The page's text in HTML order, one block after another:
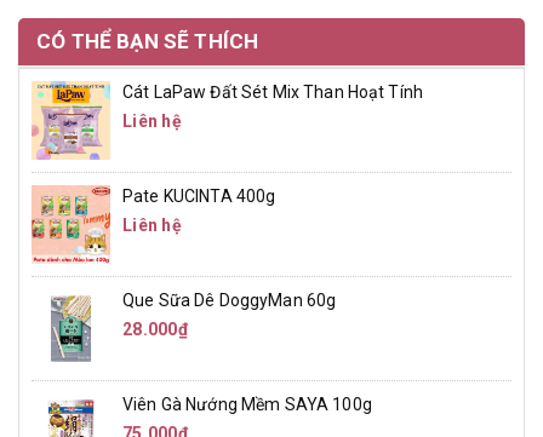
CÓ THỂ BẠN SẼ THÍCH
Cát LaPaw Đất Sét Mix Than Hoạt Tính
Liên hệ
Pate KUCINTA 400g
Liên hệ
Que Sữa Dê DoggyMan 60g
28.000₫
Viên Gà Nướng Mềm SAYA 100g